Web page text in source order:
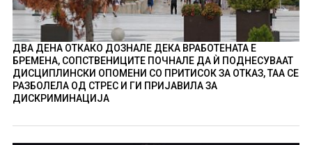
ДВА ДЕНА ОТКАКО ДОЗНАЛЕ ДЕКА ВРАБОТЕНАТА Е
БРЕМЕНА, СОПСТВЕНИЦИТЕ ПОЧНАЛЕ ДА Ѝ ПОДНЕСУВААТ
ДИСЦИПЛИНСКИ ОПОМЕНИ СО ПРИТИСОК ЗА ОТКАЗ, ТАА СЕ
РАЗБОЛЕЛА ОД СТРЕС И ГИ ПРИЈАВИЛА ЗА
ДИСКРИМИНАЦИЈА